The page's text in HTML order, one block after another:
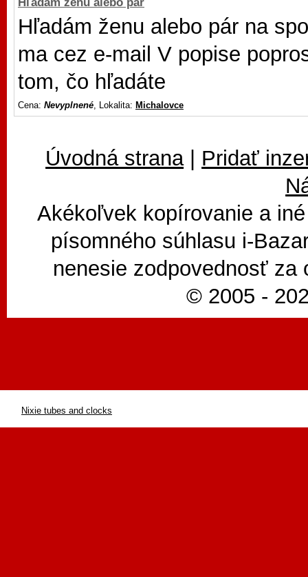
Hľadám ženu alebo pár na
ma cez e-mail V popise
tom, čo hľadáte
Cena: Nevyplnené, Lokalita: Michalovce
Úvodná strana| Pridať
Akékoľvek kopírovanie a
písomného súhlasu i-
nenesie zodpovednosť za
© 2005 -
Nixie tubes and clocks